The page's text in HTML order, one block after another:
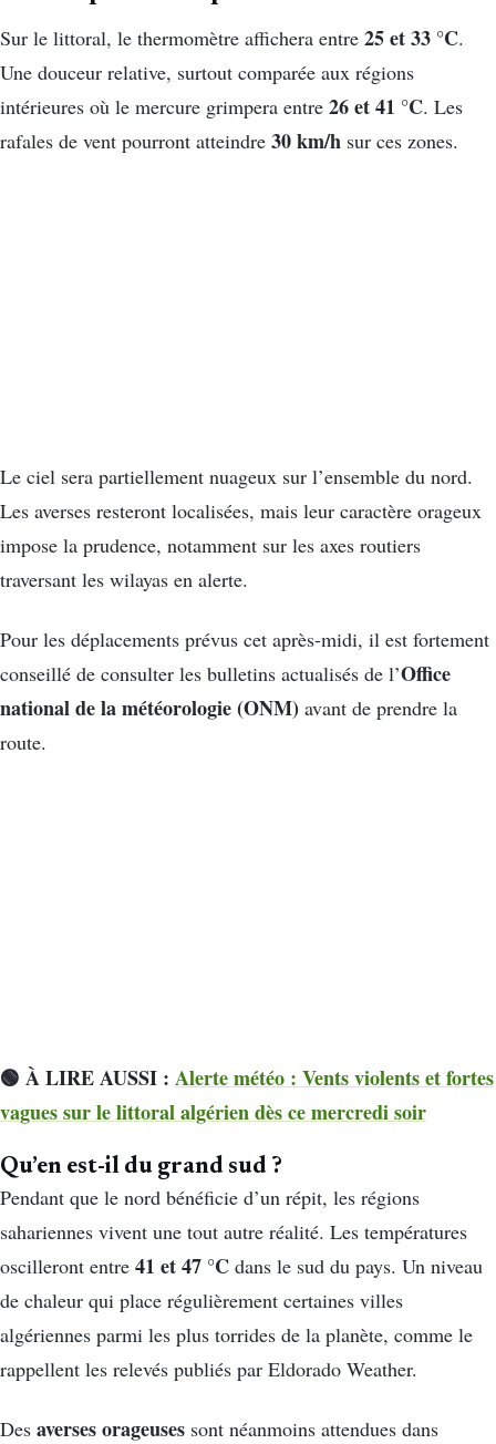
Sur le littoral, le thermomètre affichera entre 25 et 33 °C.
Une douceur relative, surtout comparée aux régions
intérieures où le mercure grimpera entre 26 et 41 °C. Les
rafales de vent pourront atteindre 30 km/h sur ces zones.
Le ciel sera partiellement nuageux sur l’ensemble du nord.
Les averses resteront localisées, mais leur caractère orageux
impose la prudence, notamment sur les axes routiers
traversant les wilayas en alerte.
Pour les déplacements prévus cet après-midi, il est fortement
conseillé de consulter les bulletins actualisés de l’Office
national de la météorologie (ONM) avant de prendre la
route.
🟢 À LIRE AUSSI : Alerte météo : Vents violents et fortes
vagues sur le littoral algérien dès ce mercredi soir
Qu’en est-il du grand sud ?
Pendant que le nord bénéficie d’un répit, les régions
sahariennes vivent une tout autre réalité. Les températures
oscilleront entre 41 et 47 °C dans le sud du pays. Un niveau
de chaleur qui place régulièrement certaines villes
algériennes parmi les plus torrides de la planète, comme le
rappellent les relevés publiés par Eldorado Weather.
Des averses orageuses sont néanmoins attendues dans